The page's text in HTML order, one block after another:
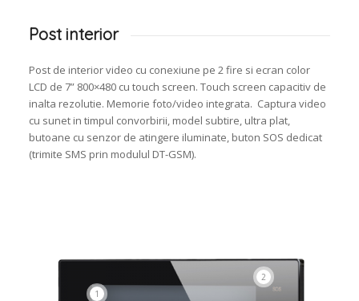
Post interior
Post de interior video cu conexiune pe 2 fire si ecran color
LCD de 7” 800×480 cu touch screen. Touch screen capacitiv de
inalta rezolutie. Memorie foto/video integrata. Captura video
cu sunet in timpul convorbirii, model subtire, ultra plat,
butoane cu senzor de atingere iluminate, buton SOS dedicat
(trimite SMS prin modulul DT-GSM).
1
2